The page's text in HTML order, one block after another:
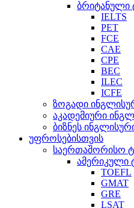
ბრიტანული
IELTS
PET
FCE
CAE
CPE
BEC
ILEC
ICFE
ზოგადი
აკადემიური
ბიზნეს
უფროსებისთვის
საერთაშორისო
ამერიკული
TOEFL
GMAT
GRE
LSAT